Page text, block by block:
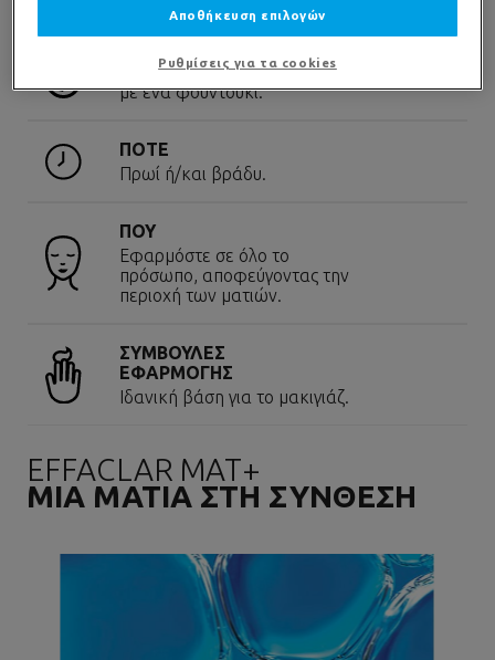
Χρησιμοποιήστε ποσότητα ίση
με ένα φουντούκι.
ΠΟΤΕ
Πρωί ή/και βράδυ.
ΠΟΥ
Εφαρμόστε σε όλο το
πρόσωπο, αποφεύγοντας την
περιοχή των ματιών.
ΣΥΜΒΟΥΛΕΣ
ΕΦΑΡΜΟΓΗΣ
Ιδανική βάση για το μακιγιάζ.
EFFACLAR MAT+
ΜΙΑ ΜΑΤΙΑ ΣΤΗ ΣΥΝΘΕΣH
Αποθήκευση επιλογών
Ρυθμίσεις για τα cookies